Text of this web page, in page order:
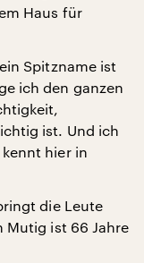
Haus für
Spitzname ist
ich den ganzen
ist. Und ich
hier in
die Leute
Mutig ist 66 Jahre